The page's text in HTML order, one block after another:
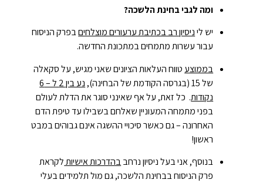
ומה לגבי בחינת הלשכה?
יש ליניסיון רב בכתיבת ערעורים מוצלחיםבפרק הניסוח
עבור עשרות מתמחים במתכונת החדשה.
בממוצע טווח העלאות הציונים שאני מגיש, על סקאלה
של 15 (בגרסה הקודמת של הבחינה),
נע בין 2 ל – 6
נקודות. כל זאת, על אף שאינני סוגר את הדלת לעולם
בפני מתמחה המעוניין שאלחם בשבילו עד טיפת הדם
האחרונה – גם כאשר סיכויי ההשגה אינם גבוהים במבט
ראשון!
בנוסף, אני בעל ניסיון נרחבבהדרכות אישיותלקראת
פרק הניסוח בבחינת הלשכה, גם מול תלמידים בעלי